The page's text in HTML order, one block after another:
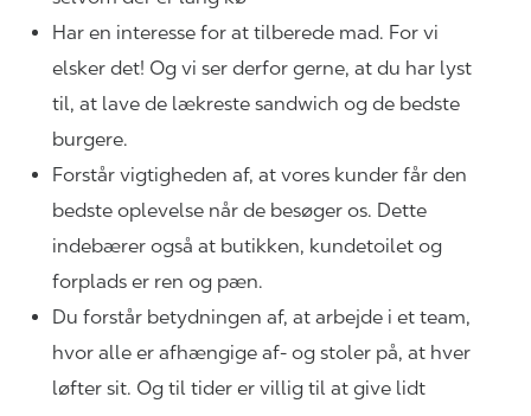
Har en interesse for at tilberede mad. For vi
elsker det! Og vi ser derfor gerne, at du har lyst
til, at lave de lækreste sandwich og de bedste
burgere.
Forstår vigtigheden af, at vores kunder får den
bedste oplevelse når de besøger os. Dette
indebærer også at butikken, kundetoilet og
forplads er ren og pæn.
Du forstår betydningen af, at arbejde i et team,
hvor alle er afhængige af- og stoler på, at hver
løfter sit. Og til tider er villig til at give lidt